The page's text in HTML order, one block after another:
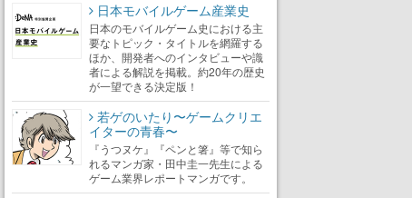
日本モバイルゲーム産業史
日本のモバイルゲーム史における主
要なトピック・タイトルを網羅する
ほか、開発者へのインタビューや識
者による解説を掲載。約20年の歴史
が一望できる決定版！
若ゲのいたり〜ゲームクリエ
イターの青春〜
『うつヌケ』『ペンと箸』等で知ら
れるマンガ家・田中圭一先生による
ゲーム業界レポートマンガです。